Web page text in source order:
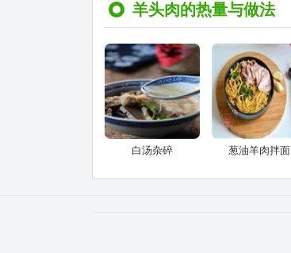
羊头肉的热量与做法
白汤杂碎 葱油羊肉拌面